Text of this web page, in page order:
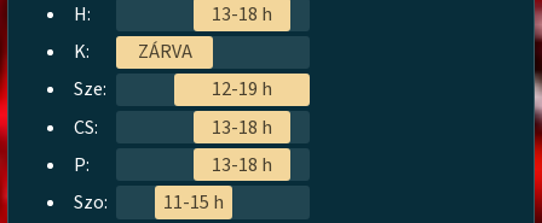
H:
13-18 h
K:
ZÁRVA
Sze:
12-19 h
CS:
13-18 h
P:
13-18 h
Szo:
11-15 h